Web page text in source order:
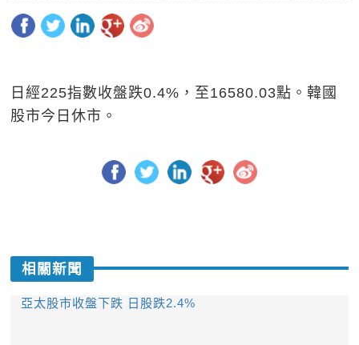
日經225指數收盤跌0.4%，至16580.03點。韓國
股市今日休市。
相關新聞
亞太股市收盤下跌 日股跌2.4%